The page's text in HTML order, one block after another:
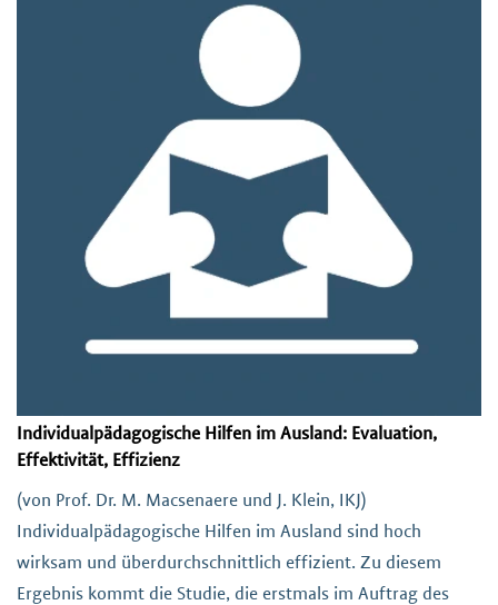
Individualpädagogische Hilfen im Ausland: Evaluation,
Effektivität, Effizienz
(von Prof. Dr. M. Macsenaere und J. Klein, IKJ)
Individualpädagogische Hilfen im Ausland sind hoch
wirksam und überdurchschnittlich effizient. Zu diesem
Ergebnis kommt die Studie, die erstmals im Auftrag des